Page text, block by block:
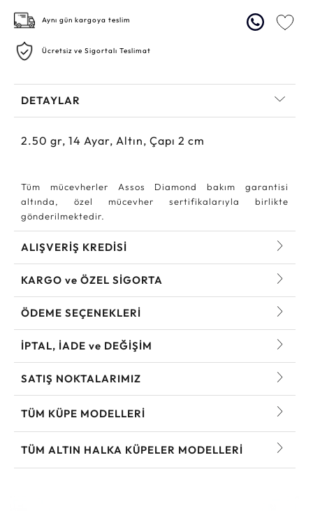
Aynı gün kargoya teslim
Ücretsiz ve Sigortalı Teslimat
DETAYLAR
2.50 gr, 14 Ayar, Altın, Çapı 2 cm
Tüm mücevherler Assos Diamond bakım garantisi
altında, özel mücevher sertifikalarıyla birlikte
gönderilmektedir.
ALIŞVERİŞ KREDİSİ
KARGO ve ÖZEL SİGORTA
ÖDEME SEÇENEKLERİ
İPTAL, İADE ve DEĞİŞİM
SATIŞ NOKTALARIMIZ
TÜM KÜPE MODELLERI
TÜM ALTIN HALKA KÜPELER MODELLERI